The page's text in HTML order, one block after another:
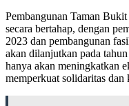
Pembangunan Taman
secara bertahap, dengan
2023 dan pembangunan
akan dilanjutkan pada
hanya akan meningkatkan
memperkuat solidaritas dan